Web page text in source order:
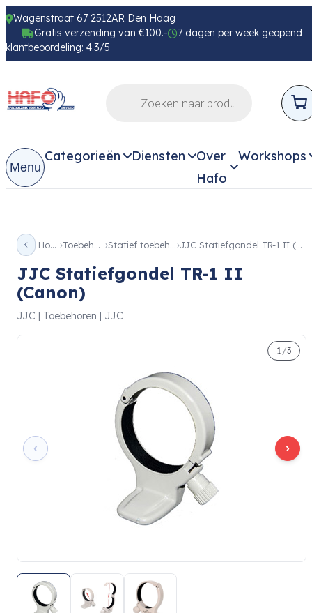
Wagenstraat 67 2512AR Den Haag
Gratis verzending van €100.-
7 dagen per week geopend
klantbeoordeling: 4.3/5
Menu
Categorieën Diensten
Over
Hafo
Workshops
Home Toebehoren Statief toebehoren JJC Statiefgondel TR-1 II (Canon)
JJC Statiefgondel TR-1 II
(Canon)
JJC | Toebehoren | JJC
‹ ›
1 /3